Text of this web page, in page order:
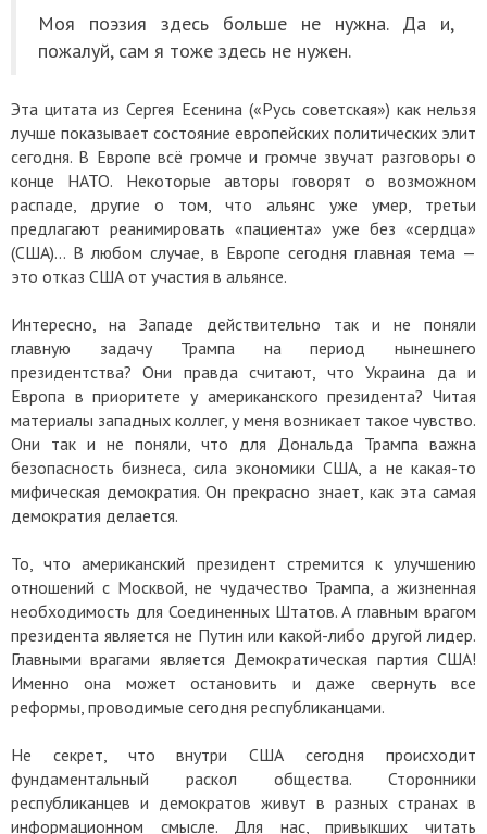
Моя поэзия здесь больше не нужна. Да и,
пожалуй, сам я тоже здесь не нужен.
Эта цитата из Сергея Есенина («Русь советская») как нельзя
лучше показывает состояние европейских политических элит
сегодня. В Европе всё громче и громче звучат разговоры о
конце НАТО. Некоторые авторы говорят о возможном
распаде, другие о том, что альянс уже умер, третьи
предлагают реанимировать «пациента» уже без «сердца»
(США)… В любом случае, в Европе сегодня главная тема —
это отказ США от участия в альянсе.
Интересно, на Западе действительно так и не поняли
главную задачу Трампа на период нынешнего
президентства? Они правда считают, что Украина да и
Европа в приоритете у американского президента? Читая
материалы западных коллег, у меня возникает такое чувство.
Они так и не поняли, что для Дональда Трампа важна
безопасность бизнеса, сила экономики США, а не какая-то
мифическая демократия. Он прекрасно знает, как эта самая
демократия делается.
То, что американский президент стремится к улучшению
отношений с Москвой, не чудачество Трампа, а жизненная
необходимость для Соединенных Штатов. А главным врагом
президента является не Путин или какой-либо другой лидер.
Главными врагами является Демократическая партия США!
Именно она может остановить и даже свернуть все
реформы, проводимые сегодня республиканцами.
Не секрет, что внутри США сегодня происходит
фундаментальный раскол общества. Сторонники
республиканцев и демократов живут в разных странах в
информационном смысле. Для нас, привыкших читать